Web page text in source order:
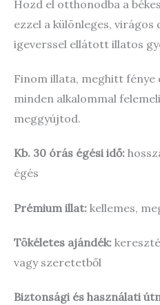
Hozd el otthonodba a
ezzel a különleges, virágos
igeverssel ellátott illatos
Finom illata, meghitt fénye
minden alkalommal
meggyújtod.
Kb. 30 órás égési idő:
égés
Prémium illat: kellemes,
Tökéletes ajándék:
vagy szeretetből
Biztonsági és használati